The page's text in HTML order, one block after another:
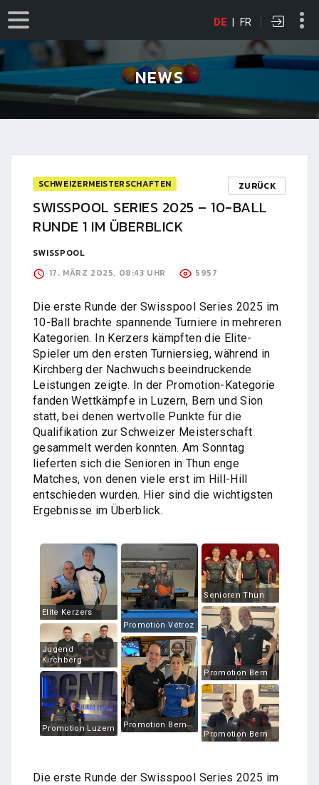
DE | FR
NEWS
SCHWEIZERMEISTERSCHAFTEN ZURÜCK
SWISSPOOL SERIES 2025 – 10-BALL
RUNDE 1 IM ÜBERBLICK
SWISSPOOL
17. MÄRZ 2025, 08:43 UHR
5957
Die erste Runde der Swisspool Series 2025 im
10-Ball brachte spannende Turniere in mehreren
Kategorien. In Kerzers kämpften die Elite-
Spieler um den ersten Turniersieg, während in
Kirchberg der Nachwuchs beeindruckende
Leistungen zeigte. In der Promotion-Kategorie
fanden Wettkämpfe in Luzern, Bern und Sion
statt, bei denen wertvolle Punkte für die
Qualifikation zur Schweizer Meisterschaft
gesammelt werden konnten. Am Sonntag
lieferten sich die Senioren in Thun enge
Matches, von denen viele erst im Hill-Hill
entschieden wurden. Hier sind die wichtigsten
Ergebnisse im Überblick.
Elite Kerzers
Jugend
Kirchberg
Promotion Luzern
Promotion Vétroz
Promotion Bern
Senioren Thun
Promotion Bern
Promotion Bern
Die erste Runde der Swisspool Series 2025 im